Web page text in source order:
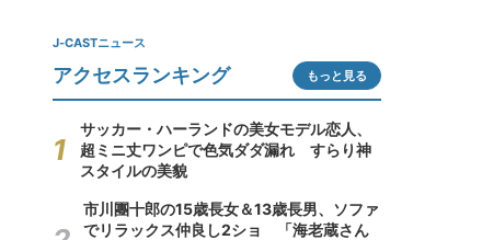
J-CASTニュース
アクセスランキング もっと見る
サッカー・ハーランドの美女モデル恋人、
超ミニ丈ワンピで色気ダダ漏れ すらり神
スタイルの美貌
市川團十郎の15歳長女＆13歳長男、ソファ
でリラックス仲良し2ショ 「海老蔵さん